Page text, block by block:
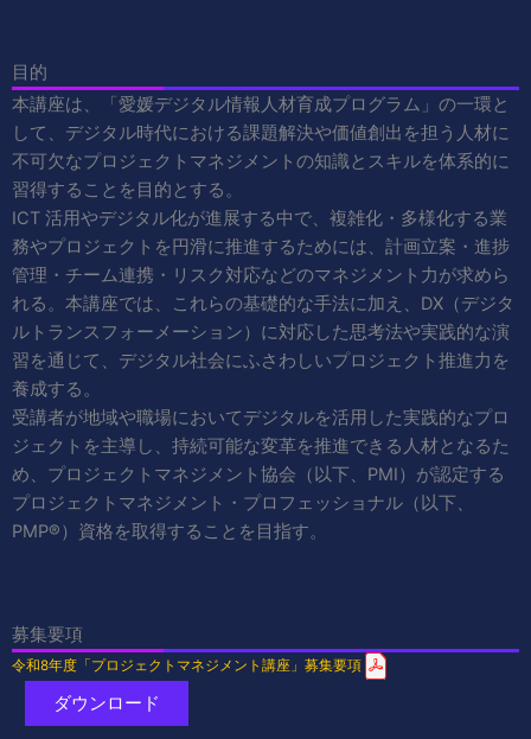
目的
本講座は、「愛媛デジタル情報人材育成プログラム」の一環と
して、デジタル時代における課題解決や価値創出を担う人材に
不可欠なプロジェクトマネジメントの知識とスキルを体系的に
習得することを目的とする。
ICT 活用やデジタル化が進展する中で、複雑化・多様化する業
務やプロジェクトを円滑に推進するためには、計画立案・進捗
管理・チーム連携・リスク対応などのマネジメント力が求めら
れる。本講座では、これらの基礎的な手法に加え、DX（デジタ
ルトランスフォーメーション）に対応した思考法や実践的な演
習を通じて、デジタル社会にふさわしいプロジェクト推進力を
養成する。
受講者が地域や職場においてデジタルを活用した実践的なプロ
ジェクトを主導し、持続可能な変革を推進できる人材となるた
め、プロジェクトマネジメント協会（以下、PMI）が認定する
プロジェクトマネジメント・プロフェッショナル（以下、
PMP®）資格を取得することを目指す。
募集要項
令和8年度「プロジェクトマネジメント講座」募集要項
ダウンロード